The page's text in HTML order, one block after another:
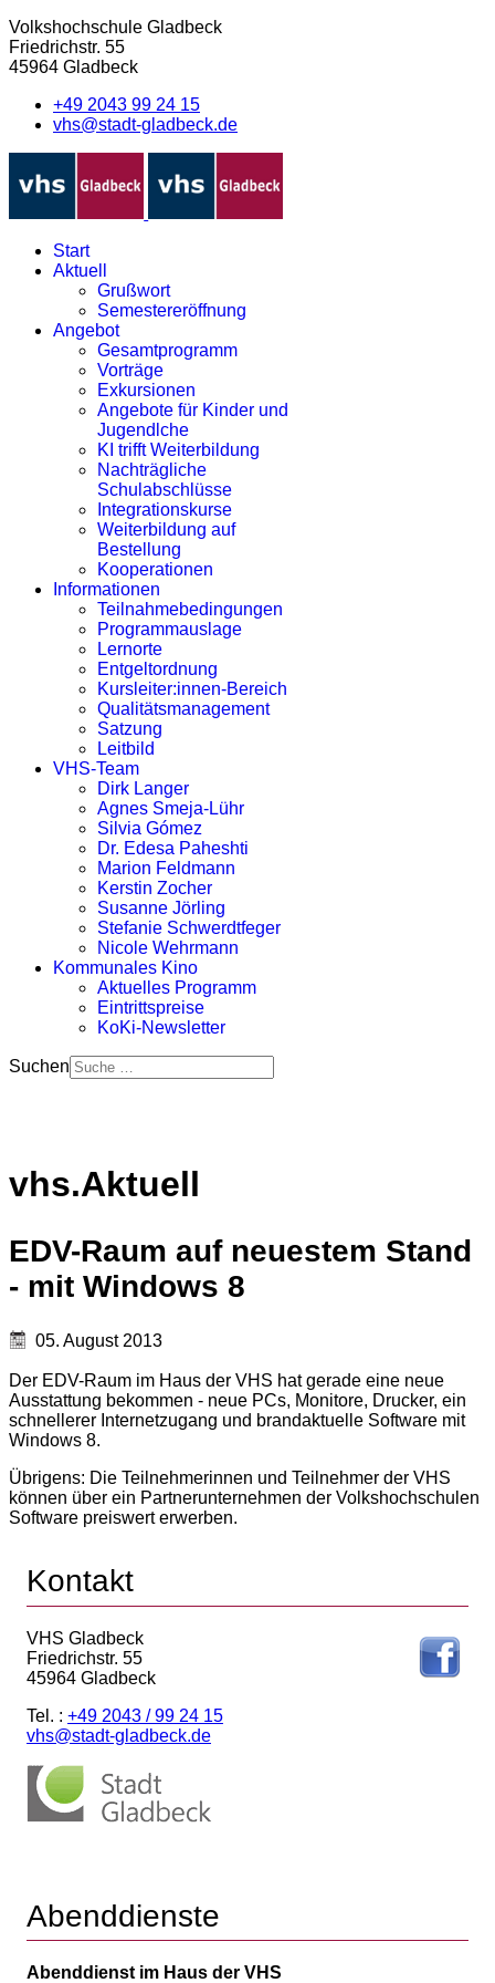
Volkshochschule Gladbeck
Friedrichstr. 55
45964 Gladbeck
+49 2043 99 24 15
vhs@stadt-gladbeck.de
Start
Aktuell
Grußwort
Semestereröffnung
Angebot
Gesamtprogramm
Vorträge
Exkursionen
Angebote für Kinder und
Jugendlche
KI trifft Weiterbildung
Nachträgliche
Schulabschlüsse
Integrationskurse
Weiterbildung auf
Bestellung
Kooperationen
Informationen
Teilnahmebedingungen
Programmauslage
Lernorte
Entgeltordnung
Kursleiter:innen-Bereich
Qualitätsmanagement
Satzung
Leitbild
VHS-Team
Dirk Langer
Agnes Smeja-Lühr
Silvia Gómez
Dr. Edesa Paheshti
Marion Feldmann
Kerstin Zocher
Susanne Jörling
Stefanie Schwerdtfeger
Nicole Wehrmann
Kommunales Kino
Aktuelles Programm
Eintrittspreise
KoKi-Newsletter
Suchen
vhs.Aktuell
EDV-Raum auf neuestem Stand
- mit Windows 8
05. August 2013
Der EDV-Raum im Haus der VHS hat gerade eine neue
Ausstattung bekommen - neue PCs, Monitore, Drucker, ein
schnellerer Internetzugang und brandaktuelle Software mit
Windows 8.
Übrigens: Die Teilnehmerinnen und Teilnehmer der VHS
können über ein Partnerunternehmen der Volkshochschulen
Software preiswert erwerben.
Kontakt
VHS Gladbeck
Friedrichstr. 55
45964 Gladbeck
Tel. : +49 2043 / 99 24 15
vhs@stadt-gladbeck.de
Abenddienste
Abenddienst im Haus der VHS